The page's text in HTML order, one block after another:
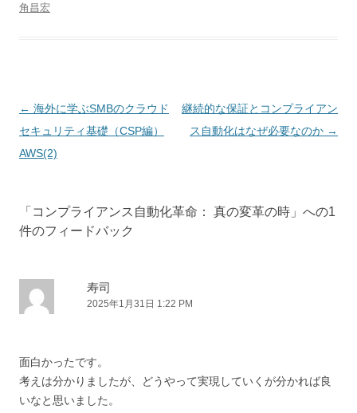
角昌宏
投稿ナビゲーション
← 海外に学ぶSMBのクラウド
セキュリティ基礎（CSP編）
AWS(2)
継続的な保証とコンプライアン
ス自動化はなぜ必要なのか →
「 コンプライアンス自動化革命： 真の変革の時 」への1
件のフィードバック
寿司
2025年1月31日 1:22 PM
面白かったです。
考えは分かりましたが、どうやって実現していくが分かれば良
いなと思いました。